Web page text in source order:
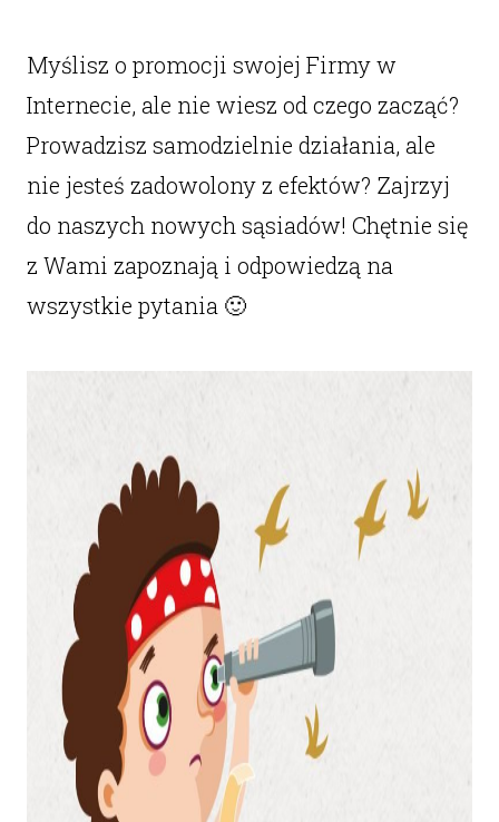
Myślisz o promocji swojej Firmy w
Internecie, ale nie wiesz od czego zacząć?
Prowadzisz samodzielnie działania, ale
nie jesteś zadowolony z efektów? Zajrzyj
do naszych nowych sąsiadów! Chętnie się
z Wami zapoznają i odpowiedzą na
wszystkie pytania 🙂